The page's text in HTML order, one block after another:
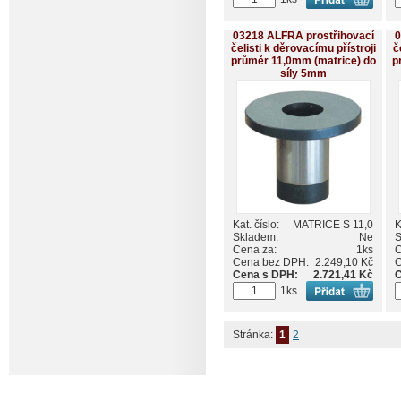
03218 ALFRA prostřihovací
čelisti k děrovacímu přístroji
průměr 11,0mm (matrice) do
síly 5mm
Kat. číslo:
MATRICE S 11,0
Skladem:
Ne
Cena za:
1ks
Cena bez DPH: 2.249,10 Kč
Cena s DPH:
2.721,41 Kč
1ks
Stránka: 1 2